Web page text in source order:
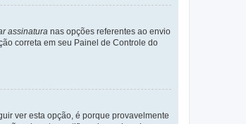
assinatura nas opções referentes ao envio
correta em seu Painel de Controle do
ver esta opção, é porque provavelmente